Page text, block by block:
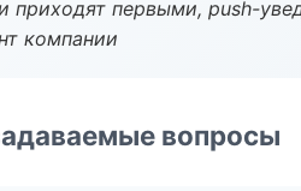
приходят первыми, push-
компании
вопросы